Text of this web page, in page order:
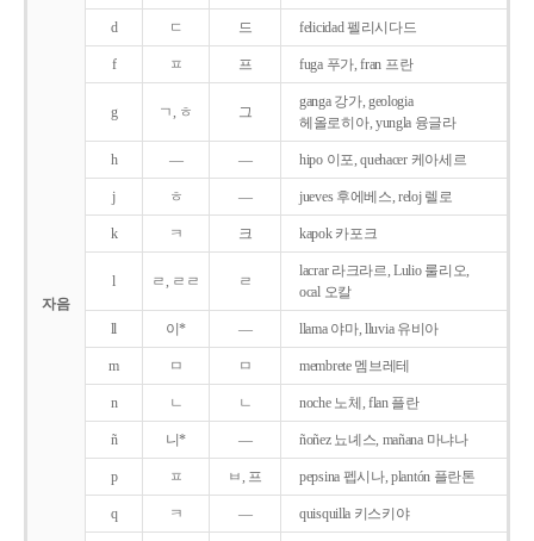
자음
d ㄷ 드 felicidad 펠리시다드
f ㅍ 프 fuga 푸가, fran 프란
g ㄱ, ㅎ 그
ganga 강가, geologia
헤올로히아, yungla 융글라
h ― ― hipo 이포, quehacer 케아세르
j ㅎ ― jueves 후에베스, reloj 렐로
k ㅋ 크 kapok 카포크
l ㄹ, ㄹㄹ ㄹ
lacrar 라크라르, Lulio 룰리오,
ocal 오칼
ll 이* ― llama 야마, lluvia 유비아
m ㅁ ㅁ membrete 멤브레테
n ㄴ ㄴ noche 노체, flan 플란
ñ 니* ― ñoñez 뇨녜스, mañana 마냐나
p ㅍ ㅂ, 프 pepsina 펩시나, plantón 플란톤
q ㅋ ― quisquilla 키스키야